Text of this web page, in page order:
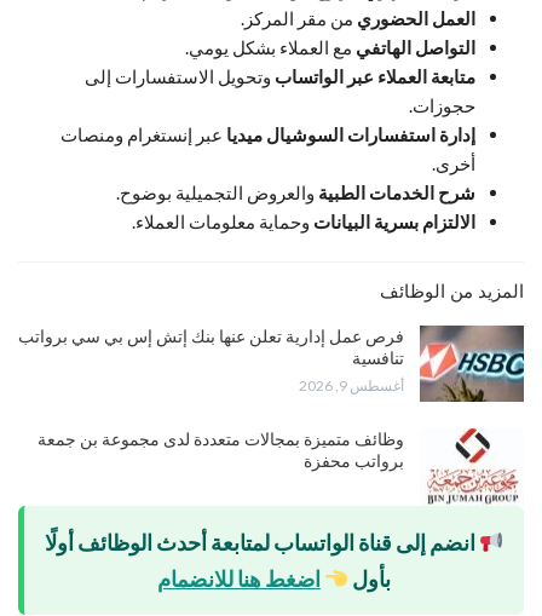
العمل الحضوري من مقر المركز.
التواصل الهاتفي مع العملاء بشكل يومي.
متابعة العملاء عبر الواتساب وتحويل الاستفسارات إلى
حجوزات.
إدارة استفسارات السوشيال ميديا عبر إنستغرام ومنصات
أخرى.
شرح الخدمات الطبية والعروض التجميلية بوضوح.
الالتزام بسرية البيانات وحماية معلومات العملاء.
المزيد من الوظائف
فرص عمل إدارية تعلن عنها بنك إتش إس بي سي برواتب
تنافسية
أغسطس 9, 2026
وظائف متميزة بمجالات متعددة لدى مجموعة بن جمعة
برواتب محفزة
انضم إلى قناة الواتساب لمتابعة أحدث الوظائف أولًا
بأول
اضغط هنا للانضمام